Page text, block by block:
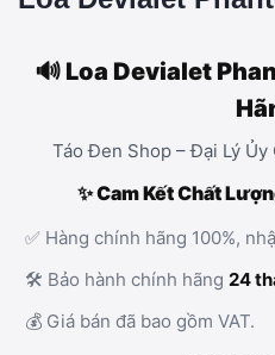
🔊 Loa Devialet
Táo Đen Shop – Đại Lý
✨ Cam Kết Chất
✅ Hàng chính hãng 100%,
🛠️ Bảo hành chính hãng 24
💰 Giá bán đã bao gồm VAT.